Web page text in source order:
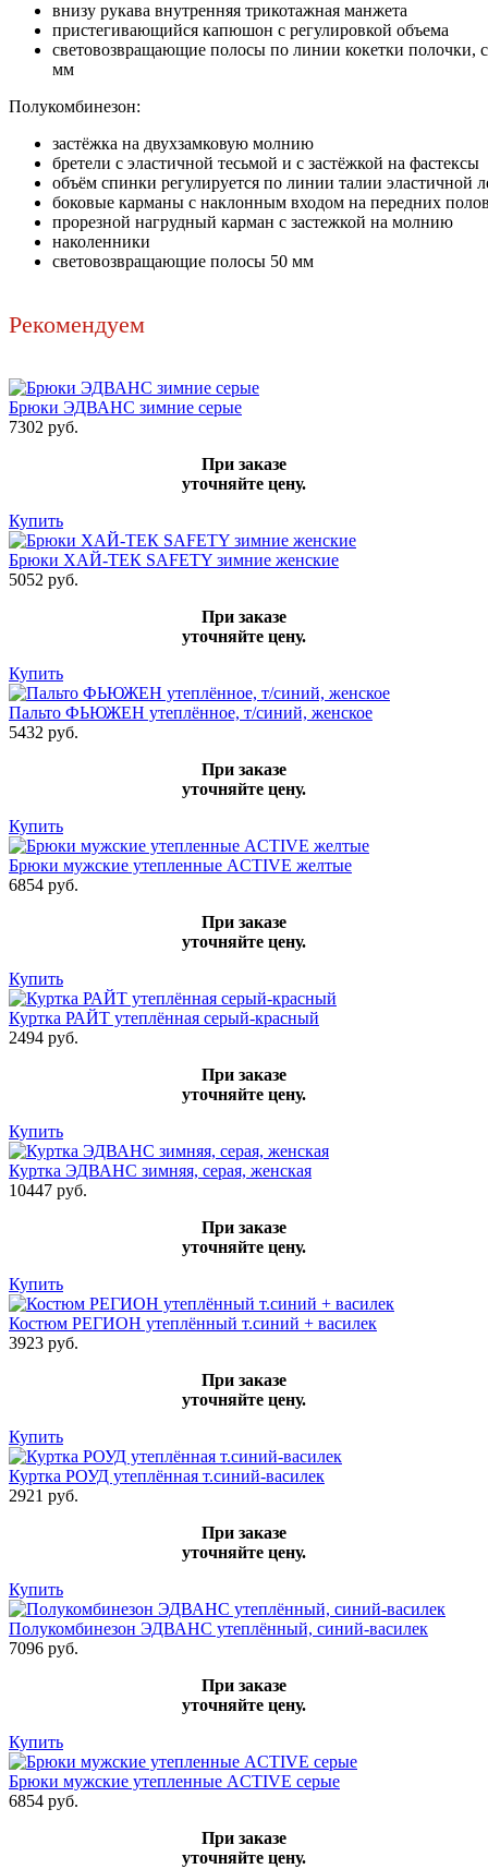
внизу рукава внутренняя трикотажная манжета
пристегивающийся капюшон с регулировкой объема
световозвращающие полосы по линии кокетки
мм
Полукомбинезон:
застёжка на двухзамковую молнию
бретели с эластичной тесьмой и с застёжкой на фастексы
объём спинки регулируется по линии талии эластичной
боковые карманы с наклонным входом на передних
прорезной нагрудный карман с застежкой на молнию
наколенники
световозвращающие полосы 50 мм
Рекомендуем
Брюки ЭДВАНС зимние серые
7302 руб.
При заказе
уточняйте цену.
Купить
Брюки ХАЙ-ТЕК SAFETY зимние женские
5052 руб.
При заказе
уточняйте цену.
Купить
Пальто ФЬЮЖЕН утеплённое, т/синий, женское
5432 руб.
При заказе
уточняйте цену.
Купить
Брюки мужские утепленные ACTIVE желтые
6854 руб.
При заказе
уточняйте цену.
Купить
Куртка РАЙТ утеплённая серый-красный
2494 руб.
При заказе
уточняйте цену.
Купить
Куртка ЭДВАНС зимняя, серая, женская
10447 руб.
При заказе
уточняйте цену.
Купить
Костюм РЕГИОН утеплённый т.синий + василек
3923 руб.
При заказе
уточняйте цену.
Купить
Куртка РОУД утеплённая т.синий-василек
2921 руб.
При заказе
уточняйте цену.
Купить
Полукомбинезон ЭДВАНС утеплённый, синий-василек
7096 руб.
При заказе
уточняйте цену.
Купить
Брюки мужские утепленные ACTIVE серые
6854 руб.
При заказе
уточняйте цену.